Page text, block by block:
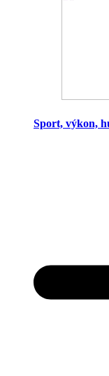
Sport, výkon,